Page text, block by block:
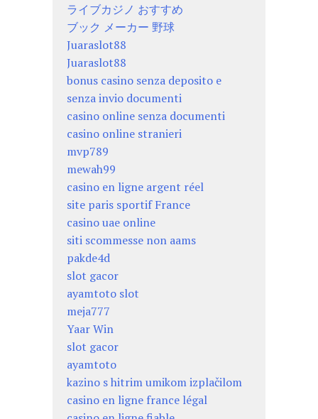
ライブカジノ おすすめ
ブック メーカー 野球
Juaraslot88
Juaraslot88
bonus casino senza deposito e
senza invio documenti
casino online senza documenti
casino online stranieri
mvp789
mewah99
casino en ligne argent réel
site paris sportif France
casino uae online
siti scommesse non aams
pakde4d
slot gacor
ayamtoto slot
meja777
Yaar Win
slot gacor
ayamtoto
kazino s hitrim umikom izplačilom
casino en ligne france légal